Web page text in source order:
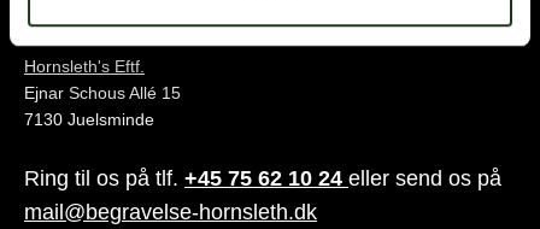
Hornsleth's Eftf.
Ejnar Schous Allé 15
7130 Juelsminde
Ring til os på tlf. +45 75 62 10 24 eller send os på
mail@begravelse-hornsleth.dk